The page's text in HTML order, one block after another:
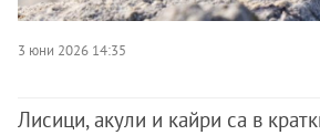
3 юни 2026 14:35
Лисици, акули и кайри са в